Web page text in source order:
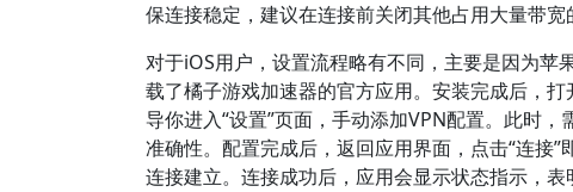
保连接稳定，建议在连接前关闭其他占用大量带宽
对于iOS用户，设置流程略有不同，主要是因为
载了橘子游戏加速器的官方应用。安装完成后，
导你进入“设置”页面，手动添加VPN配置。此时
准确性。配置完成后，返回应用界面，点击“连接
连接建立。连接成功后，应用会显示状态指示，